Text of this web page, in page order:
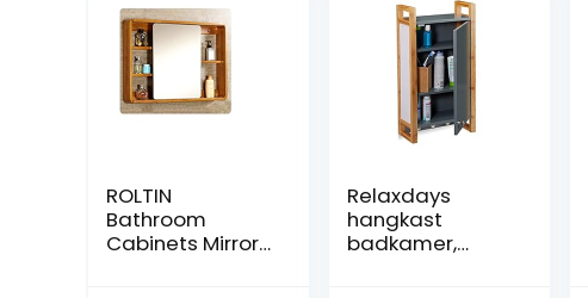
ROLTIN
Bathroom
Cabinets Mirror
Relaxdays
hangkast
badkamer,